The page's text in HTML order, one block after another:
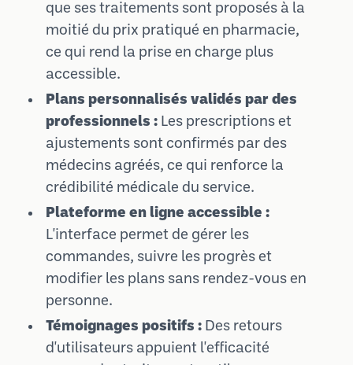
que ses traitements sont proposés à la
moitié du prix pratiqué en pharmacie,
ce qui rend la prise en charge plus
accessible.
Plans personnalisés validés par des
professionnels : Les prescriptions et
ajustements sont confirmés par des
médecins agréés, ce qui renforce la
crédibilité médicale du service.
Plateforme en ligne accessible :
L'interface permet de gérer les
commandes, suivre les progrès et
modifier les plans sans rendez-vous en
personne.
Témoignages positifs : Des retours
d'utilisateurs appuient l'efficacité